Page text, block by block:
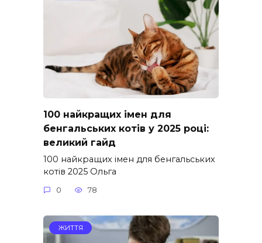
100 найкращих імен для
бенгальських котів у 2025 році:
великий гайд
100 найкращих імен для бенгальських
котів 2025 Ольга
0 78
ЖИТТЯ